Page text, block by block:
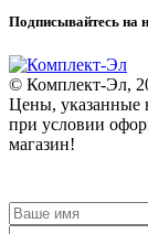
Подписывайтесь на
© Комплект-Эл,
Цены, указанные
при условии
магазин!